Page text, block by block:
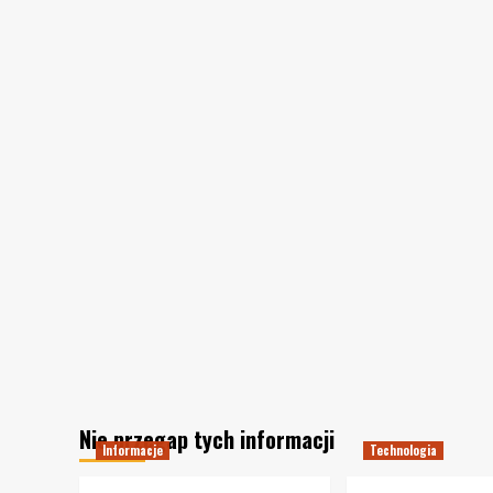
Nie przegap tych informacji
Informacje Technologia